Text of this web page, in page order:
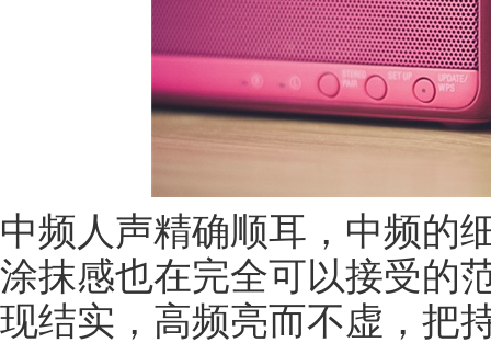
中频人声精确顺耳，中频的
涂抹感也在完全可以接受的
现结实，高频亮而不虚，把